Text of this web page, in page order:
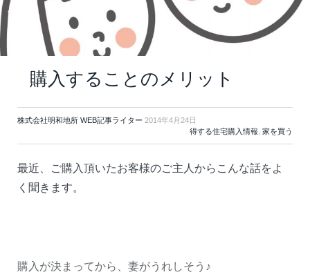
購入することのメリット
株式会社明和地所 WEB記事ライター 2014年4月24日
得する住宅購入情報, 家を買う
最近、ご購入頂いたお客様のご主人からこんな話をよ
く聞きます。
購入が決まってから、妻がうれしそう♪